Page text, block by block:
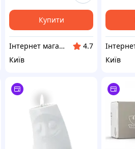
Купити
Інтернет магазин "Grifons"
4.7
Київ
Київ